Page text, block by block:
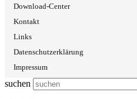
Download-Center
Kontakt
Links
Datenschutzerklärung
Impressum
suchen